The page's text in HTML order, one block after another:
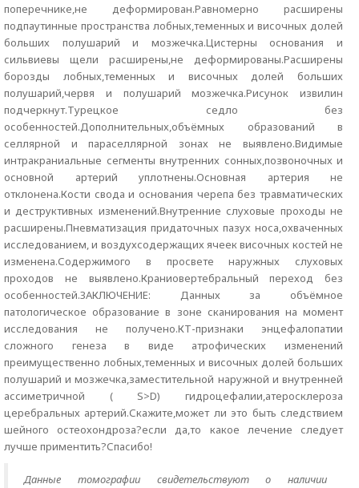
поперечнике,не деформирован.Равномерно расширены
подпаутинные пространства лобных,теменных и височных долей
больших полушарий и мозжечка.Цистерны основания и
сильвиевы щели расширены,не деформированы.Расширены
борозды лобных,теменных и височных долей больших
полушарий,червя и полушарий мозжечка.Рисунок извилин
подчеркнут.Турецкое седло без
особенностей.Дополнительных,объёмных образований в
селлярной и параселлярной зонах не выявлено.Видимые
интракраниальные сегменты внутренних сонных,позвоночных и
основной артерий уплотнены.Основная артерия не
отклонена.Кости свода и основания черепа без травматических
и деструктивных изменений.Внутренние слуховые проходы не
расширены.Пневматизация придаточных пазух носа,охваченных
исследованием, и воздухсодержащих ячеек височных костей не
изменена.Содержимого в просвете наружных слуховых
проходов не выявлено.Краниовертебральный переход без
особенностей.ЗАКЛЮЧЕНИЕ: Данных за объёмное
патологическое образование в зоне сканирования на момент
исследования не получено.КТ-признаки энцефалопатии
сложного генеза в виде атрофических изменений
преимущественно лобных,теменных и височных долей больших
полушарий и мозжечка,заместительной наружной и внутренней
ассиметричной ( S>D) гидроцефалии,атеросклероза
церебральных артерий.Скажите,может ли это быть следствием
шейного остеохондроза?если да,то какое лечение следует
лучше приментить?Спасибо!
Данные томографии свидетельствуют о наличии